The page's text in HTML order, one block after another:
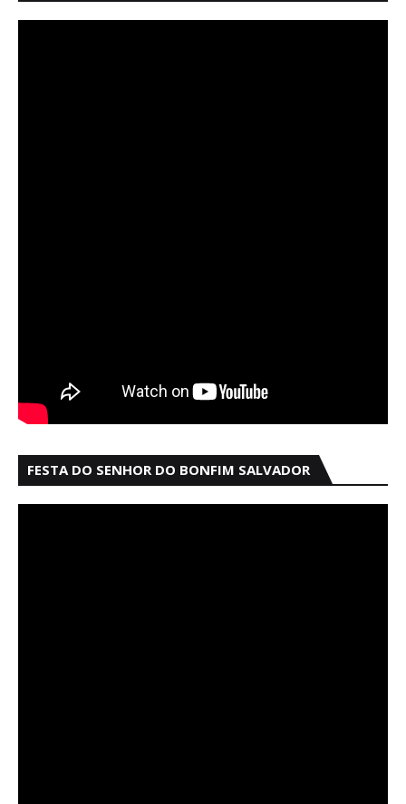
FESTA DO SENHOR DO BONFIM SALVADOR